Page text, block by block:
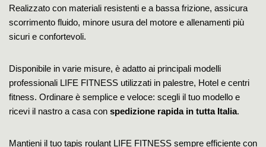
Realizzato con materiali resistenti e a bassa frizione, assicura
scorrimento fluido, minore usura del motore e allenamenti più
sicuri e confortevoli.
Disponibile in varie misure, è adatto ai principali modelli
professionali LIFE FITNESS utilizzati in palestre, Hotel e centri
fitness. Ordinare è semplice e veloce: scegli il tuo modello e
ricevi il nastro a casa con spedizione rapida in tutta Italia.
Mantieni il tuo tapis roulant LIFE FITNESS sempre efficiente con